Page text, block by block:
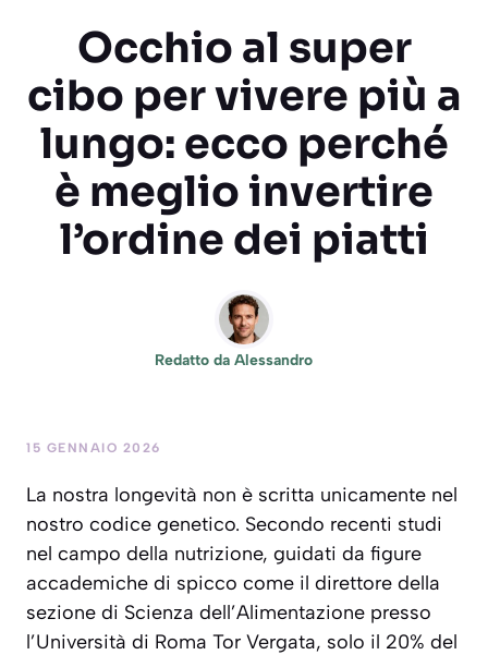
Occhio al super
cibo per vivere più a
lungo: ecco perché
è meglio invertire
l’ordine dei piatti
Redatto da Alessandro
15 GENNAIO 2026
La nostra longevità non è scritta unicamente nel
nostro codice genetico. Secondo recenti studi
nel campo della nutrizione, guidati da figure
accademiche di spicco come il direttore della
sezione di Scienza dell’Alimentazione presso
l’Università di Roma Tor Vergata, solo il 20% del